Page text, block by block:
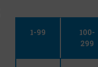
1-99
100-
299